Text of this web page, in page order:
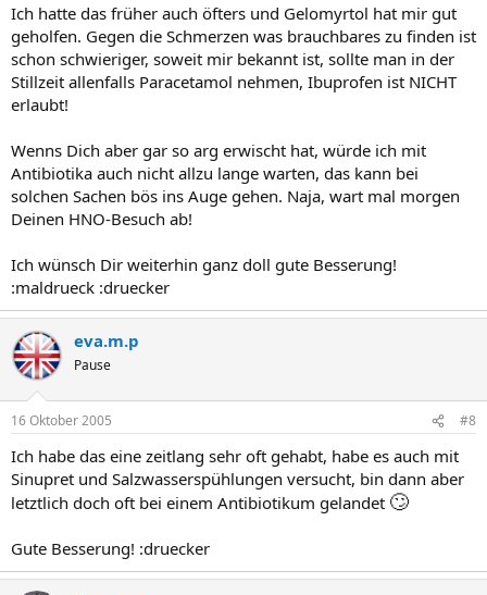
Ich hatte das früher auch öfters und Gelomyrtol hat mir gut
geholfen. Gegen die Schmerzen was brauchbares zu finden ist
schon schwieriger, soweit mir bekannt ist, sollte man in der
Stillzeit allenfalls Paracetamol nehmen, Ibuprofen ist NICHT
erlaubt!
Wenns Dich aber gar so arg erwischt hat, würde ich mit
Antibiotika auch nicht allzu lange warten, das kann bei
solchen Sachen bös ins Auge gehen. Naja, wart mal morgen
Deinen HNO-Besuch ab!
Ich wünsch Dir weiterhin ganz doll gute Besserung!
:maldrueck :druecker
eva.m.p
Pause
16 Oktober 2005 #8
Ich habe das eine zeitlang sehr oft gehabt, habe es auch mit
Sinupret und Salzwasserspühlungen versucht, bin dann aber
letztlich doch oft bei einem Antibiotikum gelandet 🙄
Gute Besserung! :druecker